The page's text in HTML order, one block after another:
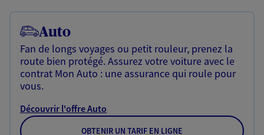
Auto
Fan de longs voyages ou petit rouleur, prenez la
route bien protégé. Assurez votre voiture avec le
contrat Mon Auto : une assurance qui roule pour
vous.
Découvrir l'offre Auto
OBTENIR UN TARIF EN LIGNE